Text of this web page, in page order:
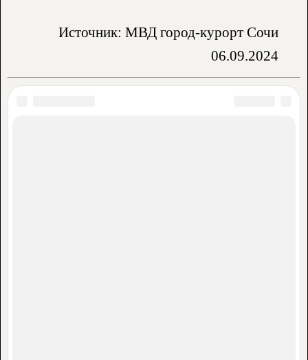
Источник: МВД город-курорт Сочи
06.09.2024